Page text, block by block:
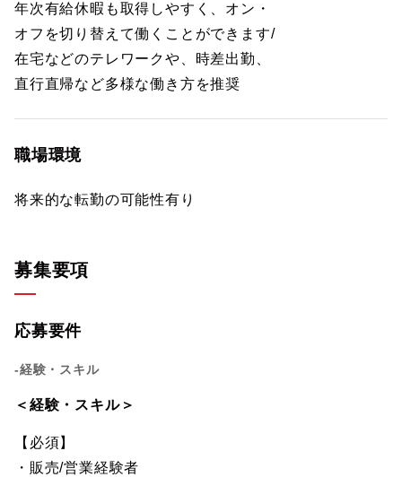
年次有給休暇も取得しやすく、オン・
オフを切り替えて働くことができます/
在宅などのテレワークや、時差出勤、
直行直帰など多様な働き方を推奨
職場環境
将来的な転勤の可能性有り
募集要項
応募要件
-経験・スキル
＜経験・スキル＞
【必須】
・販売/営業経験者